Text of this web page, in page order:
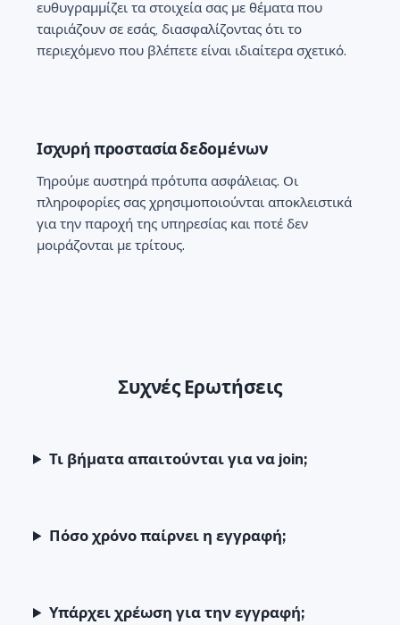
ευθυγραμμίζει τα στοιχεία σας με θέματα που
ταιριάζουν σε εσάς, διασφαλίζοντας ότι το
περιεχόμενο που βλέπετε είναι ιδιαίτερα σχετικό.
Ισχυρή προστασία δεδομένων
Τηρούμε αυστηρά πρότυπα ασφάλειας. Οι
πληροφορίες σας χρησιμοποιούνται αποκλειστικά
για την παροχή της υπηρεσίας και ποτέ δεν
μοιράζονται με τρίτους.
Συχνές Ερωτήσεις
Τι βήματα απαιτούνται για να join;
Πόσο χρόνο παίρνει η εγγραφή;
Υπάρχει χρέωση για την εγγραφή;